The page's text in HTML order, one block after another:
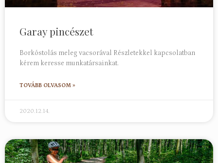
Garay pincészet
Borkóstolás meleg vacsorával Részletekkel kapcsolatban
kérem keresse munkatársainkat.
TOVÁBB OLVASOM »
2020.12.14.